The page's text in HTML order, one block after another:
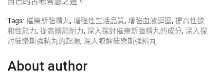
Tags: 催樂斯強精丸, 增強性生活品質, 增強血液迴圈, 提高性欲
和性能力, 提高體能耐力, 深入探討催樂斯強精丸的成分, 深入探
討催樂斯強精丸的起源, 深入瞭解催樂斯強精丸
About author